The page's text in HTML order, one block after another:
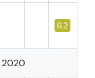
6.2
2020